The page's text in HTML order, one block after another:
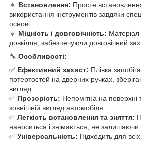
🔹 Встановлення: Просте
використання інструментів завдяки
основі.
🔹 Міцність і довговічність: Матеріал
довкілля, забезпечуючи довговічний
🔧 Особливості:
✅ Ефективний захист: Плівка
потертостей на дверних ручках,
вигляд.
✅ Прозорість: Непомітна на поверхні
зовнішній вигляд автомобіля.
✅ Легкість встановлення та зняття:
наноситься і знімається, не залишаючи
✅ Універсальність: Підходить для